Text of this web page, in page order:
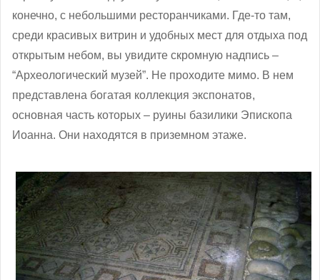
конечно, с небольшими ресторанчиками. Где-то там,
среди красивых витрин и удобных мест для отдыха под
открытым небом, вы увидите скромную надпись –
“Археологический музей”. Не проходите мимо. В нем
представлена богатая коллекция экспонатов,
основная часть которых ‒ руины базилики Эпископа
Иоанна. Они находятся в приземном этаже.